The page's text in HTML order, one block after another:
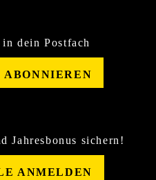
dein Postfach
ABONNIEREN
Jahresbonus sichern!
ANMELDEN